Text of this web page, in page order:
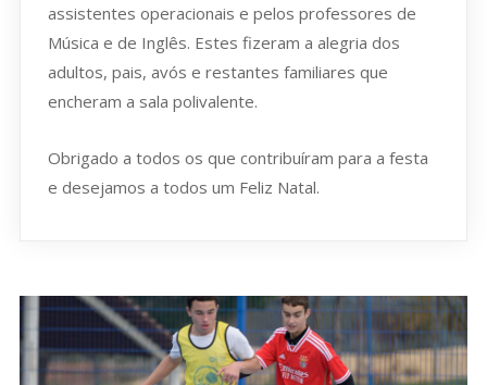
assistentes operacionais e pelos professores de
Música e de Inglês. Estes fizeram a alegria dos
adultos, pais, avós e restantes familiares que
encheram a sala polivalente.
Obrigado a todos os que contribuíram para a festa
e desejamos a todos um Feliz Natal.